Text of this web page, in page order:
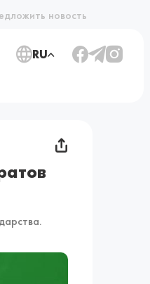
новость
RU